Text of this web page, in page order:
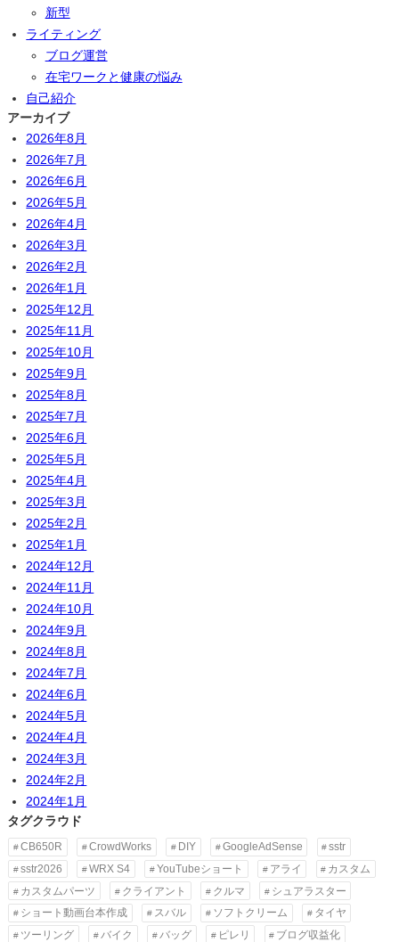
新型
ライティング
ブログ運営
在宅ワークと健康の悩み
自己紹介
アーカイブ
2026年8月
2026年7月
2026年6月
2026年5月
2026年4月
2026年3月
2026年2月
2026年1月
2025年12月
2025年11月
2025年10月
2025年9月
2025年8月
2025年7月
2025年6月
2025年5月
2025年4月
2025年3月
2025年2月
2025年1月
2024年12月
2024年11月
2024年10月
2024年9月
2024年8月
2024年7月
2024年6月
2024年5月
2024年4月
2024年3月
2024年2月
2024年1月
タグクラウド
CB650R CrowdWorks DIY GoogleAdSense
sstr
sstr2026
WRX S4 YouTubeショート アライ
カスタム
カスタムパーツ
クライアント クルマ
シュアラスター
ショート動画台本作成
スバル ソフトクリーム
タイヤ
ツーリング
バイク バッグ ピレリ
ブログ収益化